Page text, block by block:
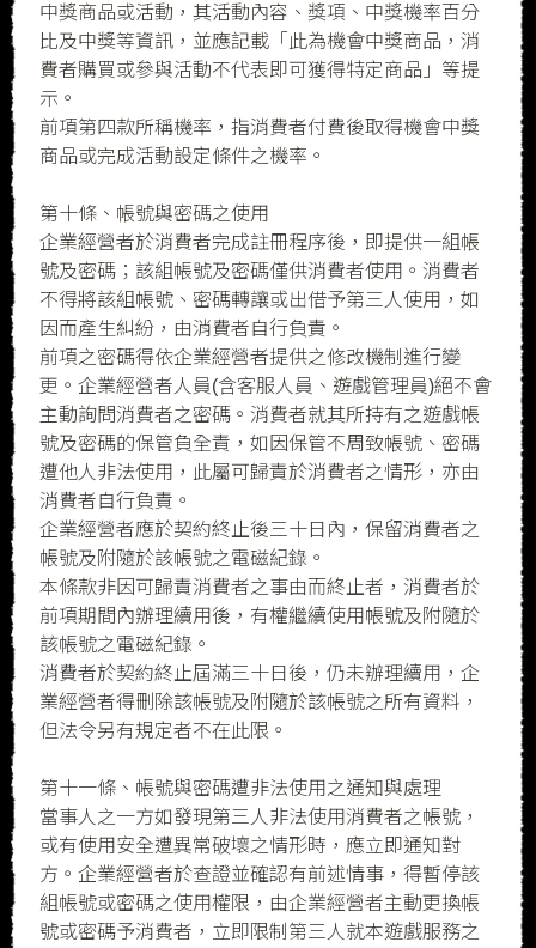
中獎商品或活動，其活動內容、獎項、中獎機率百分
比及中獎等資訊，並應記載「此為機會中獎商品，消
費者購買或參與活動不代表即可獲得特定商品」等提
示。
前項第四款所稱機率，指消費者付費後取得機會中獎
商品或完成活動設定條件之機率。
第十條、帳號與密碼之使用
企業經營者於消費者完成註冊程序後，即提供一組帳
號及密碼；該組帳號及密碼僅供消費者使用。消費者
不得將該組帳號、密碼轉讓或出借予第三人使用，如
因而產生糾紛，由消費者自行負責。
前項之密碼得依企業經營者提供之修改機制進行變
更。企業經營者人員(含客服人員、遊戲管理員)絕不會
主動詢問消費者之密碼。消費者就其所持有之遊戲帳
號及密碼的保管負全責，如因保管不周致帳號、密碼
遭他人非法使用，此屬可歸責於消費者之情形，亦由
消費者自行負責。
企業經營者應於契約終止後三十日內，保留消費者之
帳號及附隨於該帳號之電磁紀錄。
本條款非因可歸責消費者之事由而終止者，消費者於
前項期間內辦理續用後，有權繼續使用帳號及附隨於
該帳號之電磁紀錄。
消費者於契約終止屆滿三十日後，仍未辦理續用，企
業經營者得刪除該帳號及附隨於該帳號之所有資料，
但法令另有規定者不在此限。
第十一條、帳號與密碼遭非法使用之通知與處理
當事人之一方如發現第三人非法使用消費者之帳號，
或有使用安全遭異常破壞之情形時，應立即通知對
方。企業經營者於查證並確認有前述情事，得暫停該
組帳號或密碼之使用權限，由企業經營者主動更換帳
號或密碼予消費者，立即限制第三人就本遊戲服務之